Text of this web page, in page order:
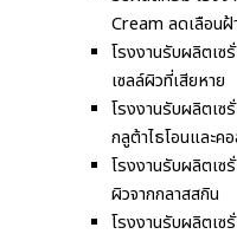
Cream ลดเลือนฝ้
โรงงานรับผลิตเ
เซลล์ผิวที่เสียหาย
โรงงานรับผลิตเ
กลูต้าไธโอนและคอ
โรงงานรับผลิตเซ
ผิวจากกลาสสกิน
โรงงานรับผลิตเ